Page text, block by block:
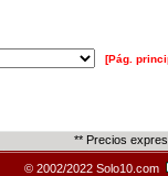
[Pág.
** Precios
© 2002/2022 Solo10.com